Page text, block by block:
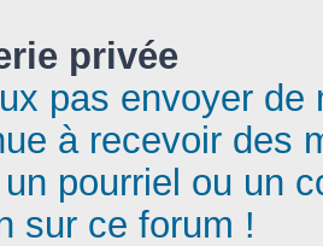
privée
pas envoyer de
à recevoir des
un pourriel ou un
sur ce forum !